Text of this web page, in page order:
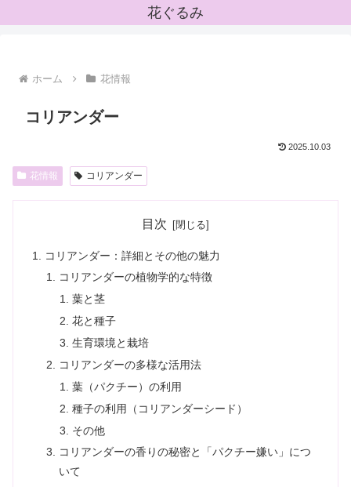
花ぐるみ
ホーム 花情報
コリアンダー
2025.10.03
花情報 コリアンダー
目次
コリアンダー：詳細とその他の魅力
コリアンダーの植物学的な特徴
葉と茎
花と種子
生育環境と栽培
コリアンダーの多様な活用法
葉（パクチー）の利用
種子の利用（コリアンダーシード）
その他
コリアンダーの香りの秘密と「パクチー嫌い」につ
いて